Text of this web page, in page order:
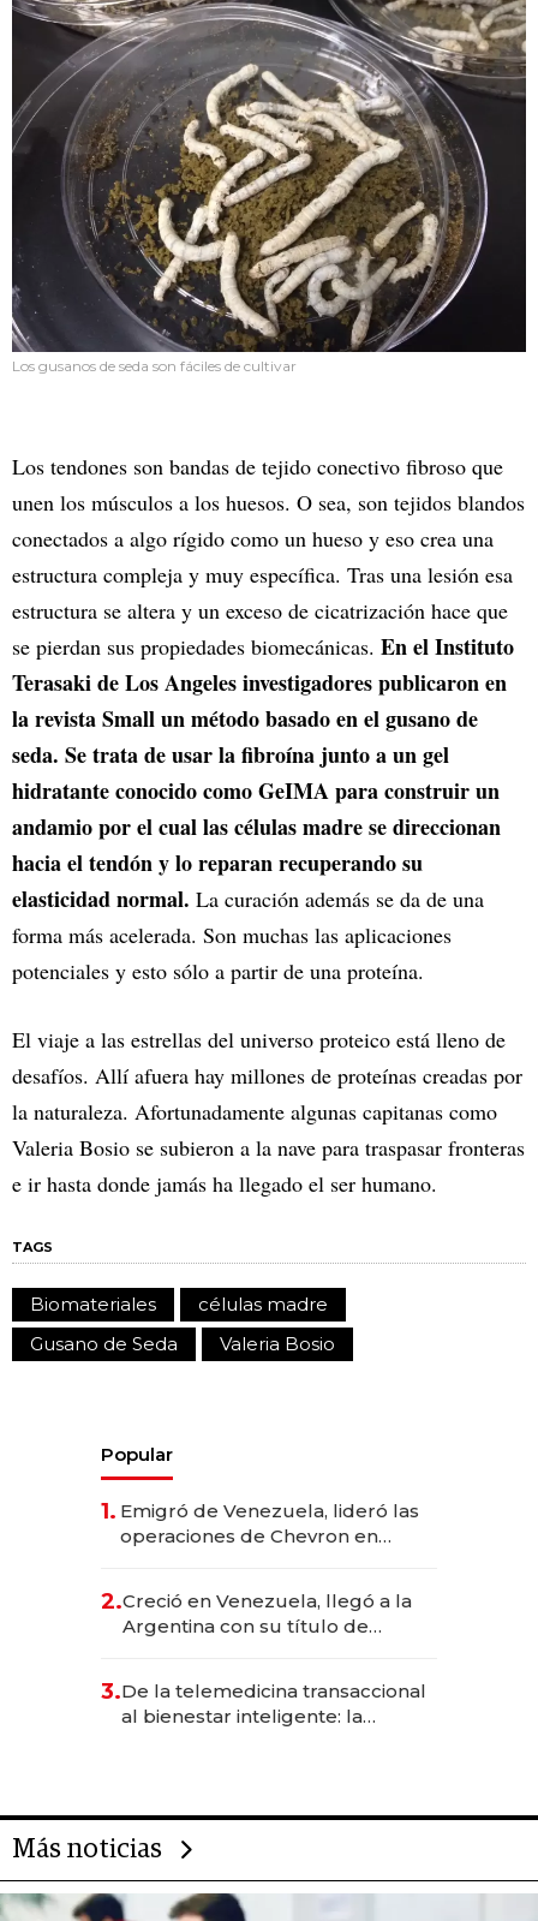
Los gusanos de seda son fáciles de cultivar
Los tendones son bandas de tejido conectivo fibroso que
unen los músculos a los huesos. O sea, son tejidos blandos
conectados a algo rígido como un hueso y eso crea una
estructura compleja y muy específica. Tras una lesión esa
estructura se altera y un exceso de cicatrización hace que
se pierdan sus propiedades biomecánicas. En el Instituto
Terasaki de Los Angeles investigadores publicaron en
la revista Small un método basado en el gusano de
seda. Se trata de usar la fibroína junto a un gel
hidratante conocido como GeIMA para construir un
andamio por el cual las células madre se direccionan
hacia el tendón y lo reparan recuperando su
elasticidad normal. La curación además se da de una
forma más acelerada. Son muchas las aplicaciones
potenciales y esto sólo a partir de una proteína.
El viaje a las estrellas del universo proteico está lleno de
desafíos. Allí afuera hay millones de proteínas creadas por
la naturaleza. Afortunadamente algunas capitanas como
Valeria Bosio se subieron a la nave para traspasar fronteras
e ir hasta donde jamás ha llegado el ser humano.
TAGS
Biomateriales
células madre
Gusano de Seda
Valeria Bosio
Popular
1. Emigró de Venezuela, lideró las
operaciones de Chevron en
2.Creció en Venezuela, llegó a la
Argentina con su título de
las marcas "fast premium"
3.De la telemedicina transaccional
al bienestar inteligente: la
Más noticias